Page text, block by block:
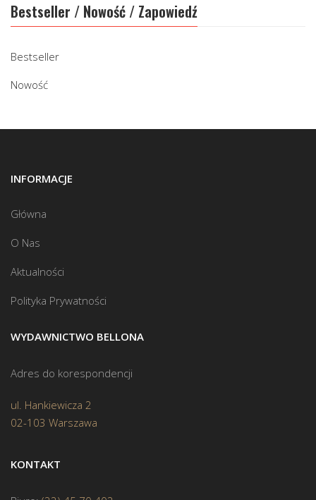
Bestseller / Nowość / Zapowiedź
Bestseller
Nowość
INFORMACJE
Główna
O Nas
Aktualności
Polityka Prywatności
WYDAWNICTWO BELLONA
Adres do korespondencji
ul. Hankiewicza 2
02-103 Warszawa
KONTAKT